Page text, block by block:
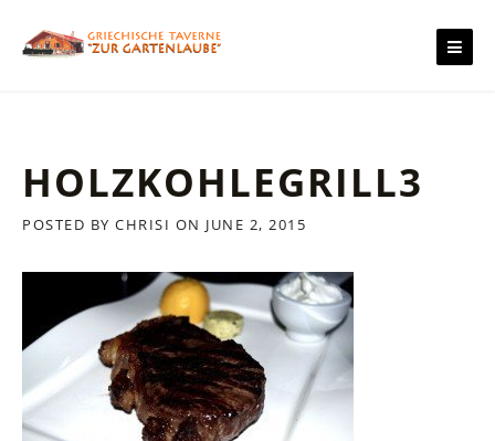
HOLZKOHLEGRILL3
POSTED BY CHRISI ON JUNE 2, 2015